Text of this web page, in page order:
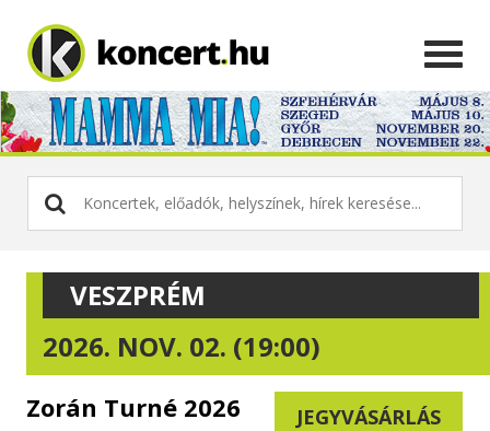
VESZPRÉM
2026. NOV. 02. (19:00)
JEGYVÁSÁRLÁS
Zorán Turné 2026